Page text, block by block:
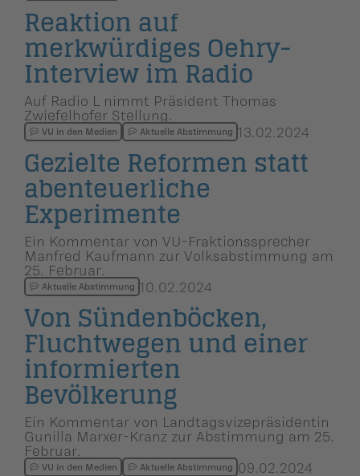
Reaktion auf
merkwürdiges Oehry-
Interview im Radio
Auf Radio L nimmt Präsident Thomas
Zwiefelhofer Stellung.
VU in den Medien Aktuelle Abstimmung 13.02.2024
Gezielte Reformen statt
abenteuer­liche
Experimente
Ein Kommentar von VU-Fraktionssprecher
Manfred Kaufmann zur Volksabstimmung am
25. Februar.
Aktuelle Abstimmung 10.02.2024
Von Sündenbö­cken,
Fluchtwegen und einer
informierten
Bevölkerung
Ein Kommentar von Landtagsvizepräsidentin
Gunilla Marxer-Kranz zur Abstimmung am 25.
Februar.
VU in den Medien Aktuelle Abstimmung 09.02.2024